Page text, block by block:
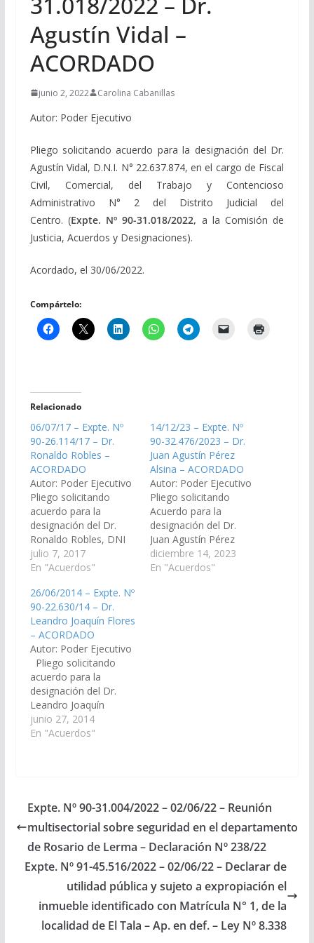
Agustín Vidal –
ACORDADO
junio 2, 2022 Carolina Cabanillas
Autor: Poder Ejecutivo
Pliego solicitando acuerdo para la designación del Dr.
Agustín Vidal, D.N.I. N° 22.637.874, en el cargo de Fiscal
Civil, Comercial, del Trabajo y Contencioso
Administrativo N° 2 del Distrito Judicial del
Centro. (Expte. Nº 90-31.018/2022, a la Comisión de
Justicia, Acuerdos y Designaciones).
Acordado, el 30/06/2022.
Compártelo:
Relacionado
06/07/17 – Expte. Nº
90-26.114/17 – Dr.
Ronaldo Robles –
ACORDADO
Autor: Poder Ejecutivo
Pliego solicitando
acuerdo para la
designación del Dr.
Ronaldo Robles, DNI
N° 14.728.172, en el
cargo de Juez de
Trabajo del Distrito
judicial del Sur,
Circunscripción Metan.
(Expte. Nº 90-
26.114/17 – A la
Comisión de Justicia,
Acuerdos y
Designaciones).
Acordado el
17/08/2017
julio 7, 2017
En "Acuerdos"
14/12/23 – Expte. Nº
90-32.476/2023 – Dr.
Juan Agustín Pérez
Alsina – ACORDADO
Autor: Poder Ejecutivo
Pliego solicitando
Acuerdo para la
designación del Dr.
Juan Agustín Pérez
Alsina, D.N.I. N°
11.283.961, en el cargo
diciembre 14, 2023
En "Acuerdos"
26/06/2014 – Expte. Nº
90-22.630/14 – Dr.
Leandro Joaquín Flores
– ACORDADO
Autor: Poder Ejecutivo
Pliego solicitando
acuerdo para la
designación del Dr.
Leandro Joaquín
Flores, D.N.I. Nº
24.069.085, en el cargo
Comisión de Justicia,
Acuerdos y
Designaciones).
(Designación
Temporaria)
Acordado el
03/07/2014
junio 27, 2014
En "Acuerdos"
Expte. Nº 90-31.004/2022 – 02/06/22 – Reunión
multisectorial sobre seguridad en el departamento
de Rosario de Lerma – Declaración Nº 238/22
Expte. Nº 91-45.516/2022 – 02/06/22 – Declarar de
utilidad pública y sujeto a expropiación el
inmueble identificado con Matrícula N° 1, de la
localidad de El Tala – Ap. en def. – Ley Nº 8.338